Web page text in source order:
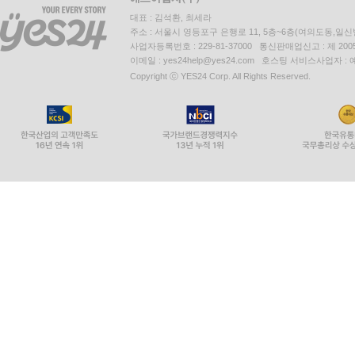
대표 : 김석환, 최세라
주소 : 서울시 영등포구 은행로 11, 5층~6층(여의도동,일신
사업자등록번호 : 229-81-37000 통신판매업신고 : 제
이메일 : yes24help@yes24.com 호스팅 서비스사업자 :
Copyright ⓒ YES24 Corp. All Rights Reserved.